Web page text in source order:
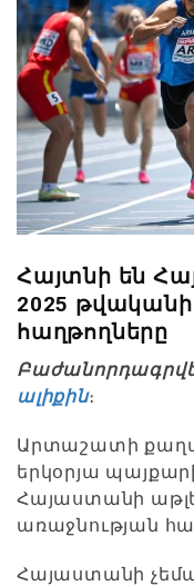
Հայտնի են
2025
հաղթողները
ալիքին։
Արտաշատի
երկօրյա
Հայաստանի
առաջնության
Հայաստանի